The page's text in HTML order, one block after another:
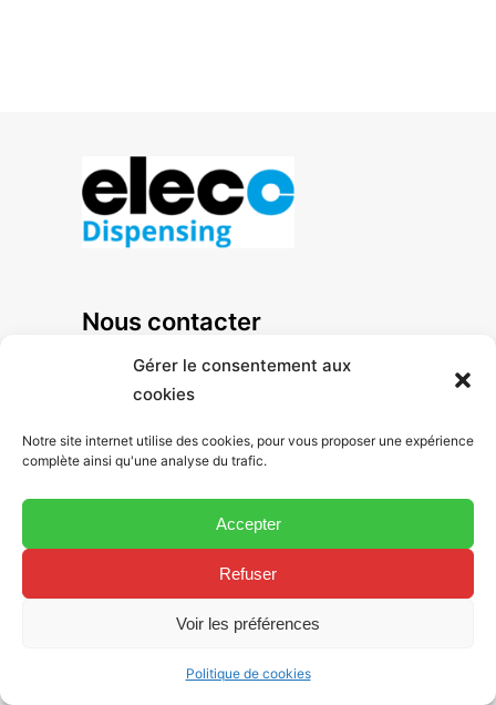
Gérer le consentement aux
cookies
Notre site internet utilise des cookies, pour vous proposer une expérience
complète ainsi qu'une analyse du trafic.
Accepter
Refuser
Voir les préférences
Politique de cookies
Nous contacter
+33 1 47 92 41 80
125, avenue Louis Roche
92238 Gennevilliers Cedex - France
Hoenle Eleco - Filiale deHoenle AG